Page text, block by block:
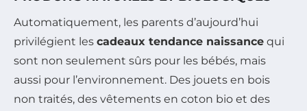
Automatiquement, les parents d’aujourd’hui
privilégient les cadeaux tendance naissance qui
sont non seulement sûrs pour les bébés, mais
aussi pour l’environnement. Des jouets en bois
non traités, des vêtements en coton bio et des